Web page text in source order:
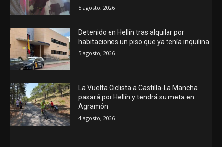
5 agosto, 2026
Detenido en Hellín tras alquilar por
habitaciones un piso que ya tenía inquilina
5 agosto, 2026
La Vuelta Ciclista a Castilla-La Mancha
pasará por Hellín y tendrá su meta en
Agramón
4 agosto, 2026